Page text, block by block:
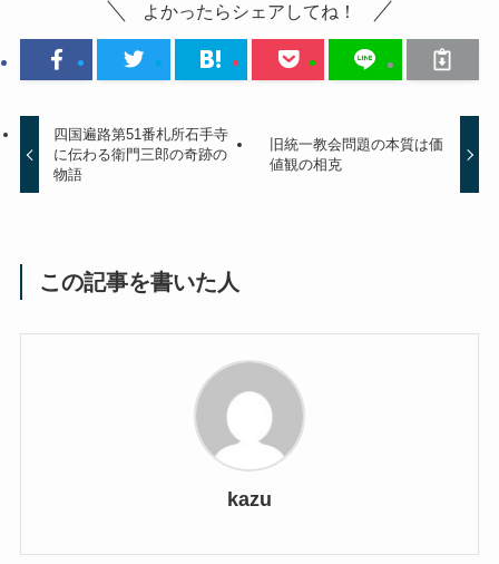
よかったらシェアしてね！
四国遍路第51番札所石手寺
に伝わる衛門三郎の奇跡の
物語
旧統一教会問題の本質は価
値観の相克
この記事を書いた人
kazu